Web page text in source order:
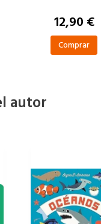
12,90 €
Comprar
autor